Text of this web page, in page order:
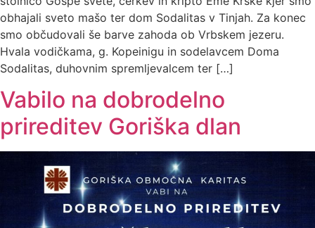
obhajali sveto mašo ter dom Sodalitas v Tinjah. Za konec
smo občudovali še barve zahoda ob Vrbskem jezeru.
Hvala vodičkama, g. Kopeinigu in sodelavcem Doma
Sodalitas, duhovnim spremljevalcem ter […]
Vabilo na dobrodelno
prireditev Goriška dlan